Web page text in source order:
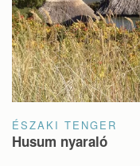
ÉSZAKI TENGER
Husum nyaraló